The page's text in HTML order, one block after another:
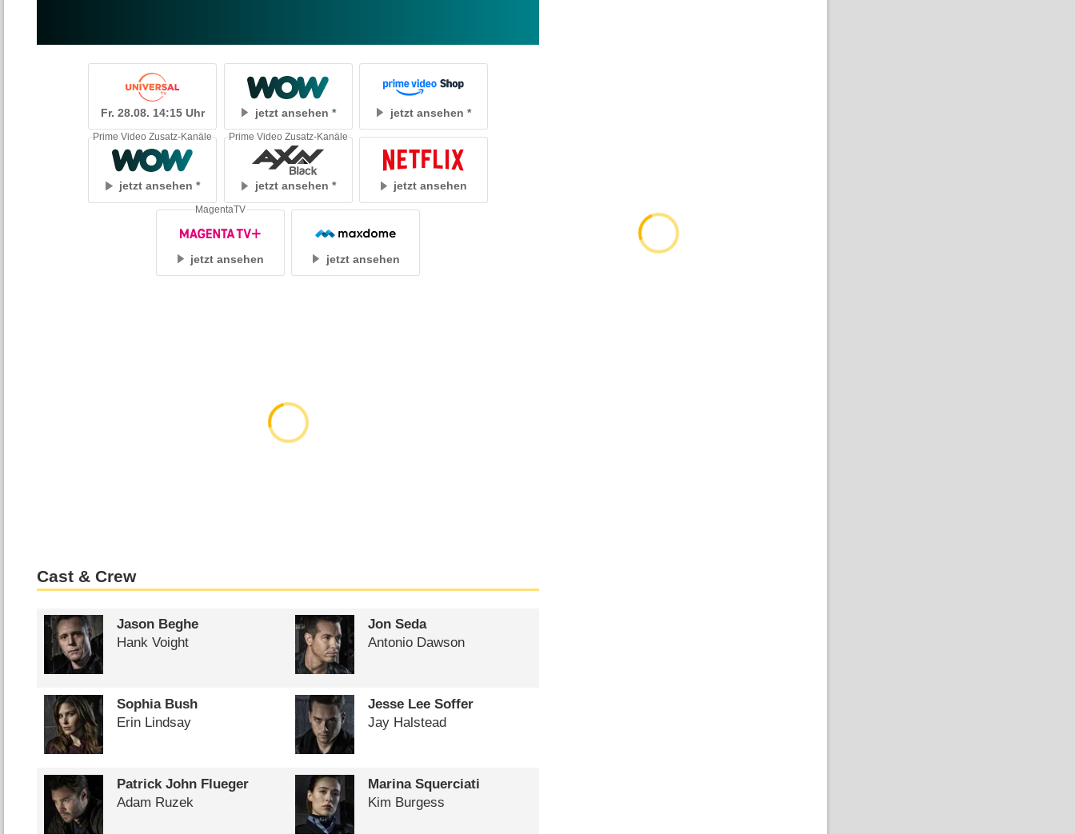
Fr. 28.08. 14:15 Uhr jetzt ansehen jetzt ansehen
jetzt ansehen
Prime Video Zusatz-Kanäle
jetzt ansehen
Prime Video Zusatz-Kanäle
jetzt ansehen
jetzt ansehen
MagentaTV
jetzt ansehen
Cast & Crew
Jason Beghe
Hank Voight
Jon Seda
Antonio Dawson
Sophia Bush
Erin Lindsay
Jesse Lee Soffer
Jay Halstead
Patrick John Flueger
Adam Ruzek
Marina Squerciati
Kim Burgess